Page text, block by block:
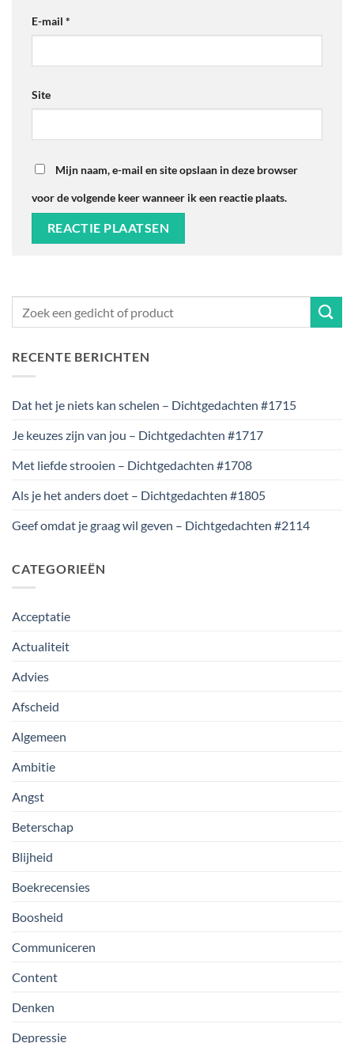
E-mail *
Site
Mijn naam, e-mail en site opslaan in deze browser
voor de volgende keer wanneer ik een reactie plaats.
RECENTE BERICHTEN
Dat het je niets kan schelen – Dichtgedachten #1715
Je keuzes zijn van jou – Dichtgedachten #1717
Met liefde strooien – Dichtgedachten #1708
Als je het anders doet – Dichtgedachten #1805
Geef omdat je graag wil geven – Dichtgedachten #2114
CATEGORIEËN
Acceptatie
Actualiteit
Advies
Afscheid
Algemeen
Ambitie
Angst
Beterschap
Blijheid
Boekrecensies
Boosheid
Communiceren
Content
Denken
Depressie